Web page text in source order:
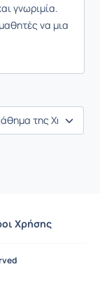
γνωριμία.
να μια
Χρήσης